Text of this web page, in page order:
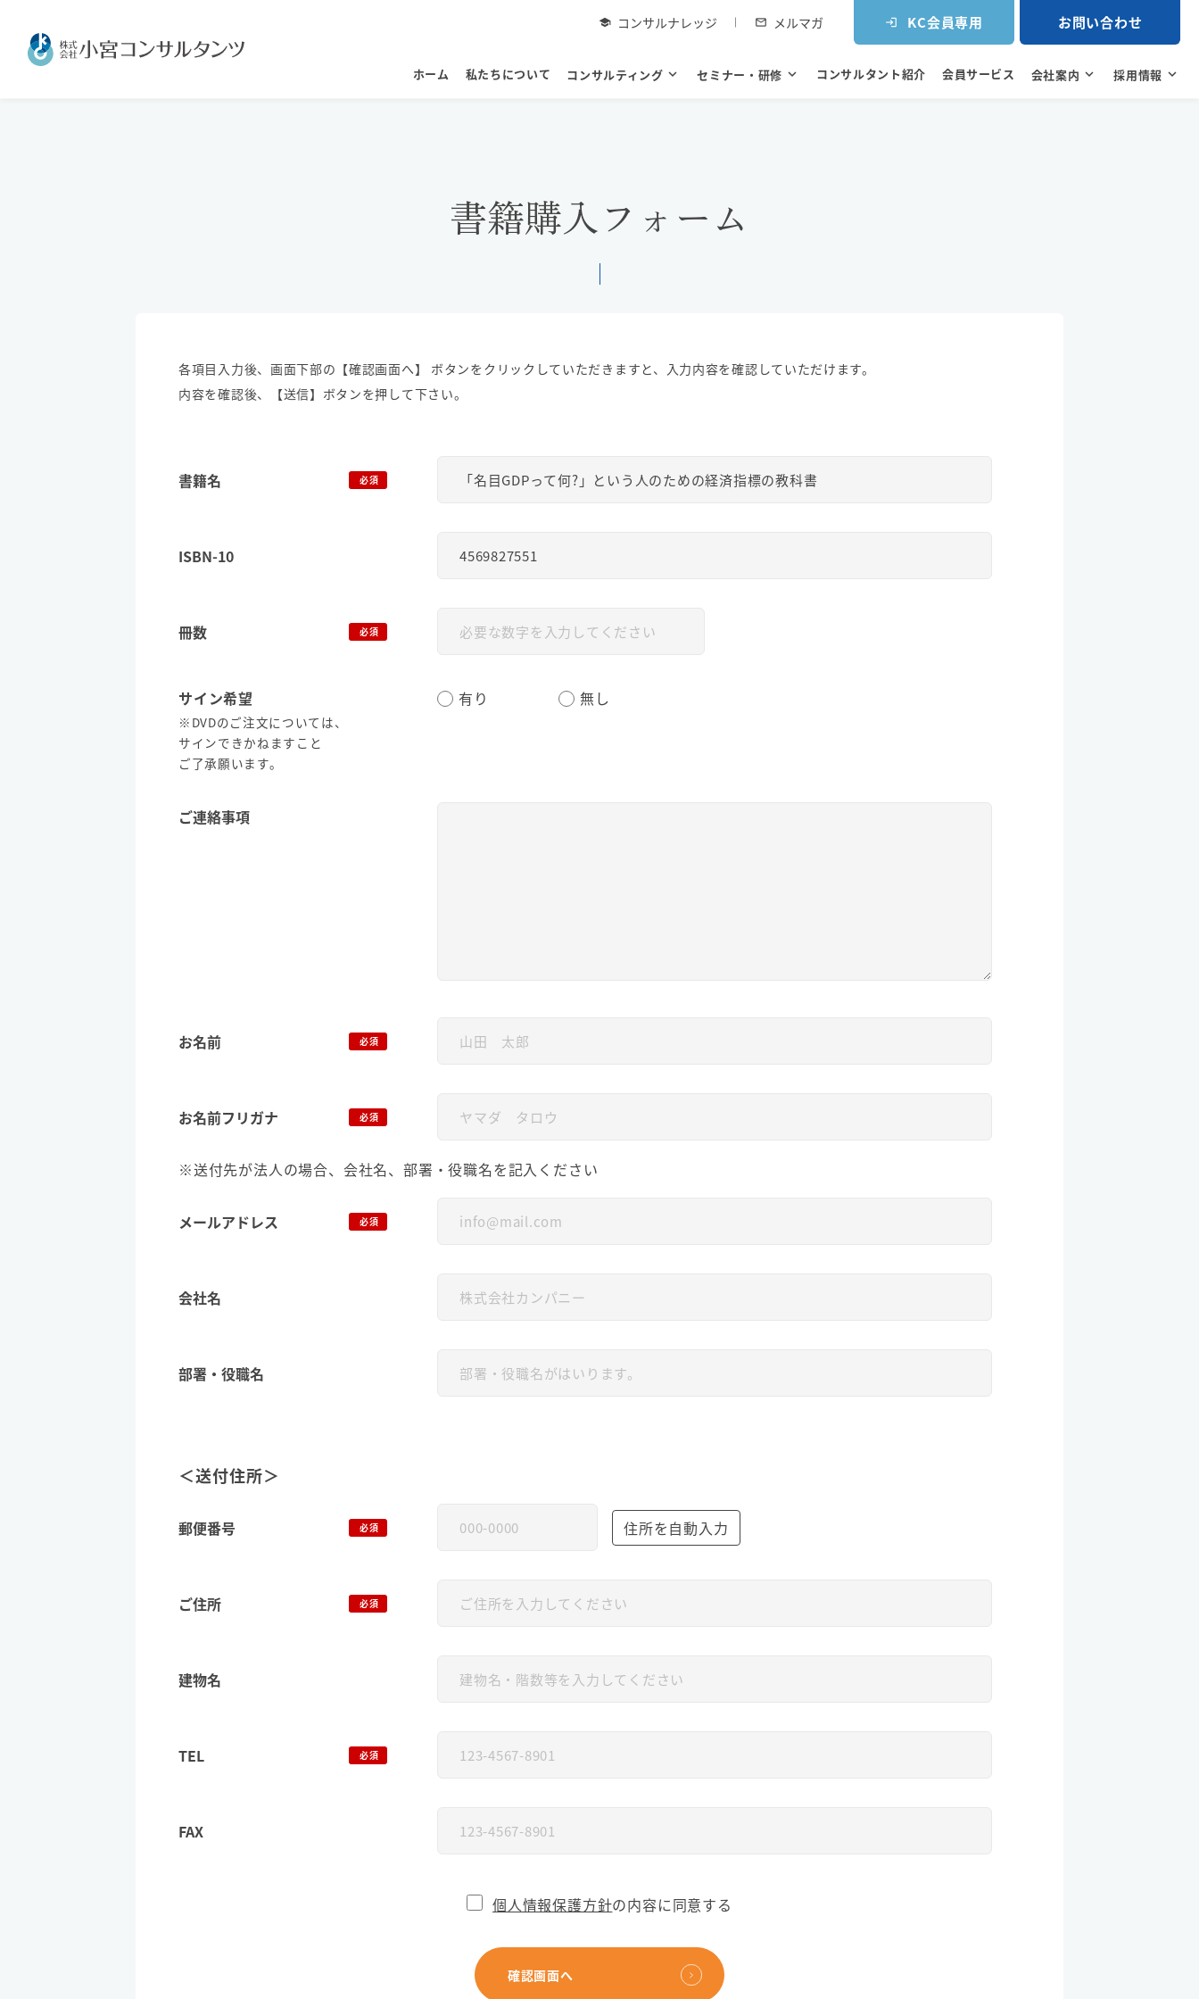
school コンサルナレッジ mail_outline メルマガ login KC会員専用 お問い合わせ
ホーム 私たちについて コンサルティング expand_more セミナー・研修 expand_more コンサルタント紹介 会員サービス 会社案内 expand_more 採用情報 expand_more
書籍購入フォーム
各項目入力後、画面下部の【確認画面へ】 ボタンをクリックしていただきますと、入力内容を確認していただけます。
内容を確認後、【送信】ボタンを押して下さい。
書籍名 必須
ISBN-10
冊数 必須
サイン希望
※DVDのご注文については、
サインできかねますこと
ご了承願います。
有り 無し
ご連絡事項
お名前 必須
お名前フリガナ 必須
※送付先が法人の場合、会社名、部署・役職名を記入ください
メールアドレス 必須
会社名
部署・役職名
＜送付住所＞
郵便番号 必須 住所を自動入力
ご住所 必須
建物名
TEL 必須
FAX
個人情報保護方針の内容に同意する
確認画面へ